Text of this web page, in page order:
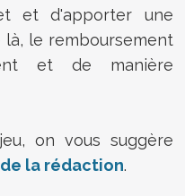
et d'apporter une
le remboursement
et de manière
on vous suggère
la rédaction.